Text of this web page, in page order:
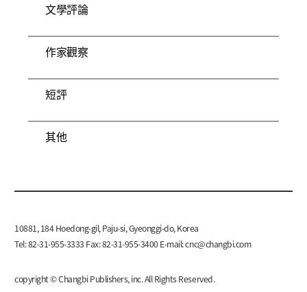
文學評論
作家觀察
短評
其他
10881, 184 Hoedong-gil, Paju-si, Gyeonggi-do, Korea
Tel: 82-31-955-3333 Fax: 82-31-955-3400 E-mail:cnc@changbi.com
copyright © Changbi Publishers, inc. All Rights Reserved.